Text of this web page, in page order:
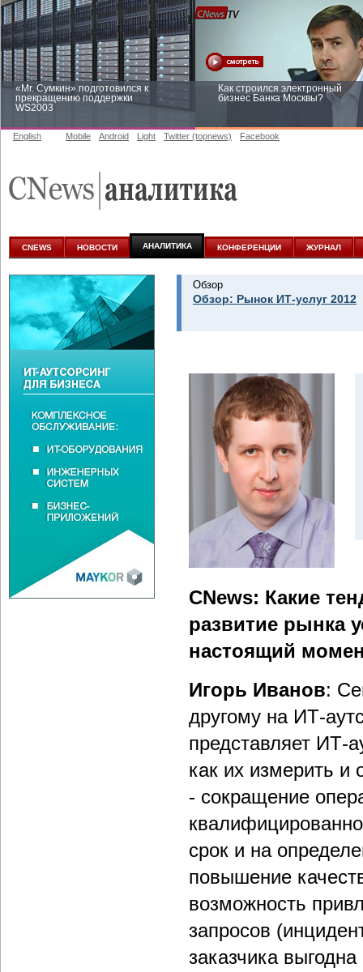
«Mr. Сумкин» подготовился к
прекращению поддержки
WS2003
Как строился электронный
бизнес Банка Москвы?
аналитике
English Mobile Android Light Twitter (topnews) Facebook
CNEWS НОВОСТИ АНАЛИТИКА КОНФЕРЕНЦИИ ЖУРНАЛ
Обзор
Обзор: Рынок ИТ-услуг 2012
CNews: Какие
развитие рынка
настоящий
Игорь Иванов:
другому на ИТ-
представляет ИТ-
как их измерить и
- сокращение
срок и на
повышение
возможность
запросов
заказчика